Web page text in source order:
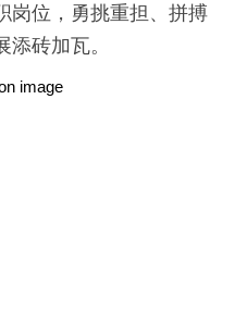
岗位，勇挑重担、拼搏
砖加瓦。